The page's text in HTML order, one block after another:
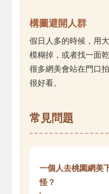
構圖避開人群
假日人多的時候，用
模糊掉，或者找一面
很多網美會站在門口
很好看。
常見問題
一個人去桃園網美
怪？